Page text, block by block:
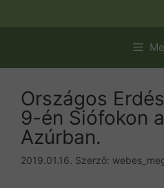
Országos
9-én Siófokon
Azúrban.
2019.01.16. Szerző: